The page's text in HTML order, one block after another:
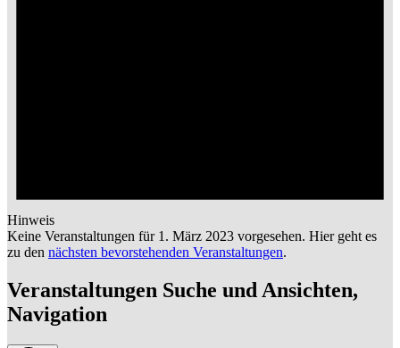
Hinweis
Keine Veranstaltungen für 1. März 2023 vorgesehen. Hier geht es
zu den nächsten bevorstehenden Veranstaltungen.
Veranstaltungen Suche und Ansichten,
Navigation